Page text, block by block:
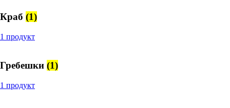
Краб (1)
1 продукт
Гребешки (1)
1 продукт